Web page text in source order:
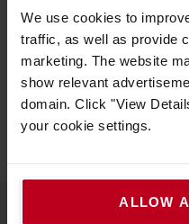
We use cookies to
traffic, as well as provide
marketing. The website
show relevant
domain. Click "View
your cookie settings.
ALLOW
Hogyan